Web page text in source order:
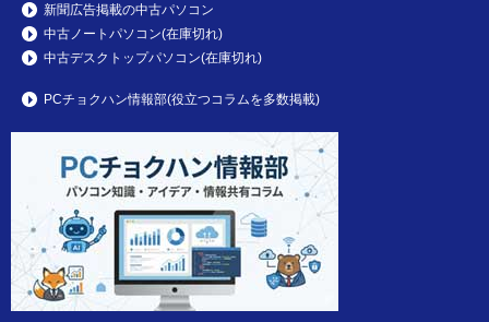
新聞広告掲載の中古パソコン
中古ノートパソコン(在庫切れ)
中古デスクトップパソコン(在庫切れ)
PCチョクハン情報部(役立つコラムを多数掲載)